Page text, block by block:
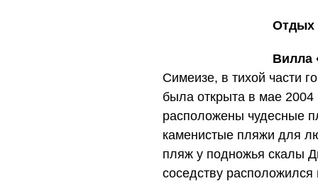
Отдых
Вилла
Симеизе, в тихой части
была открыта в мае 2004
расположены чудесные
каменистые пляжи для
пляж у подножья скалы
соседству